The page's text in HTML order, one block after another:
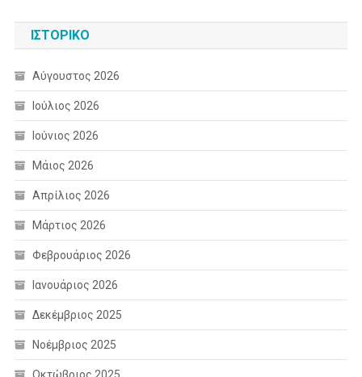
ΙΣΤΟΡΙΚΌ
Αύγουστος 2026
Ιούλιος 2026
Ιούνιος 2026
Μάιος 2026
Απρίλιος 2026
Μάρτιος 2026
Φεβρουάριος 2026
Ιανουάριος 2026
Δεκέμβριος 2025
Νοέμβριος 2025